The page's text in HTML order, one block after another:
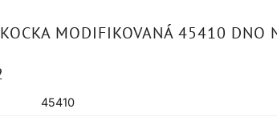
MODIFIKOVANÁ 45410 DNO
45410